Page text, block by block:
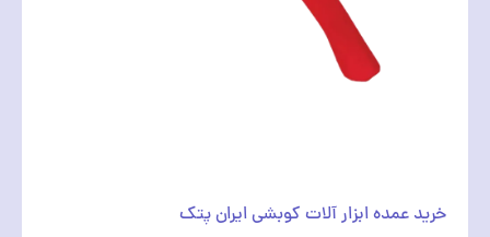
خرید عمده ابزار آلات کوبشی ایران پتک